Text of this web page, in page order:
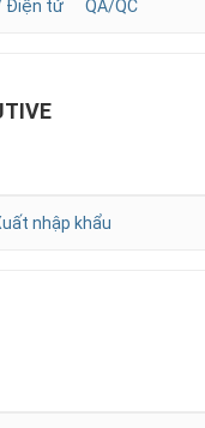
Điện tử QA/QC
nhập khẩu